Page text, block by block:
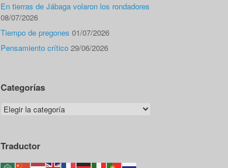
En tierras de Jábaga volaron los rondadores
08/07/2026
Tiempo de pregones 01/07/2026
Pensamiento crítico 29/06/2026
Categorías
Categorías
Traductor